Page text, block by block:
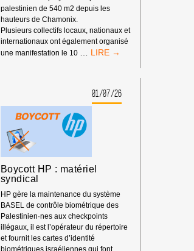
palestinien de 540 m2 depuis les
hauteurs de Chamonix.
Plusieurs collectifs locaux, nationaux et
internationaux ont également organisé
une manifestation le 10
BOYCOTT
FÉDÉRATION
ISRAÉLIENNE
COMPÉTITIONS
!
01/07/26
Boycott HP : matériel
syndical
HP gère la maintenance du système
BASEL de contrôle biométrique des
Palestinien·nes aux checkpoints
illégaux, il est l’opérateur du répertoire
et fournit les cartes d’identité
biométriques israéliennes qui font